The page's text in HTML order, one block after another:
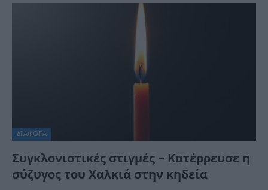
ΔΙΆΦΟΡΑ
Συγκλονιστικές στιγμές – Κατέρρευσε η
σύζυγος του Χαλκιά στην κηδεία